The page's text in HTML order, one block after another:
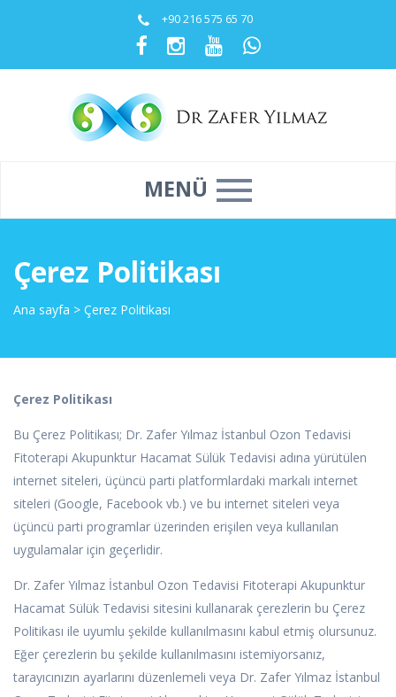
+90 216 575 65 70
MENÜ
Çerez Politikası
Ana sayfa > Çerez Politikası
Çerez Politikası
Bu Çerez Politikası; Dr. Zafer Yılmaz İstanbul Ozon Tedavisi
Fitoterapi Akupunktur Hacamat Sülük Tedavisi adına yürütülen
internet siteleri, üçüncü parti platformlardaki markalı internet
siteleri (Google, Facebook vb.) ve bu internet siteleri veya
üçüncü parti programlar üzerinden erişilen veya kullanılan
uygulamalar için geçerlidir.
Dr. Zafer Yılmaz İstanbul Ozon Tedavisi Fitoterapi Akupunktur
Hacamat Sülük Tedavisi sitesini kullanarak çerezlerin bu Çerez
Politikası ile uyumlu şekilde kullanılmasını kabul etmiş olursunuz.
Eğer çerezlerin bu şekilde kullanılmasını istemiyorsanız,
tarayıcınızın ayarlarını düzenlemeli veya Dr. Zafer Yılmaz İstanbul